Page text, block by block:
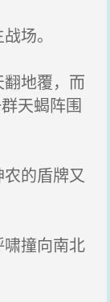
场。
地覆，而
天蝎阵围
的盾牌又
撞向南北